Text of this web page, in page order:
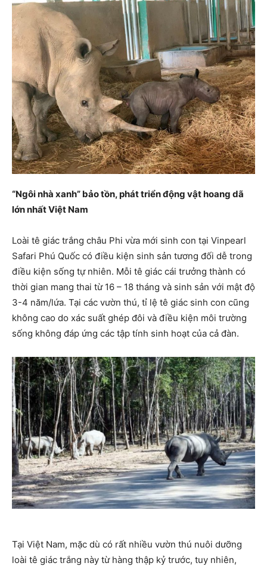
“Ngôi nhà xanh” bảo tồn, phát triển động vật hoang dã
lớn nhất Việt Nam
Loài tê giác trắng châu Phi vừa mới sinh con tại Vinpearl
Safari Phú Quốc có điều kiện sinh sản tương đối dễ trong
điều kiện sống tự nhiên. Mỗi tê giác cái trưởng thành có
thời gian mang thai từ 16 – 18 tháng và sinh sản với mật độ
3-4 năm/lứa. Tại các vườn thú, tỉ lệ tê giác sinh con cũng
không cao do xác suất ghép đôi và điều kiện môi trường
sống không đáp ứng các tập tính sinh hoạt của cả đàn.
Tại Việt Nam, mặc dù có rất nhiều vườn thú nuôi dưỡng
loài tê giác trắng này từ hàng thập kỷ trước, tuy nhiên,